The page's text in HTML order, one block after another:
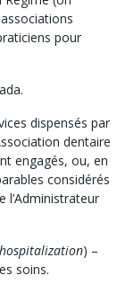
pour
dispensés par
dentaire
engagés, ou, en
considérés
l’Administrateur
) –
soins.